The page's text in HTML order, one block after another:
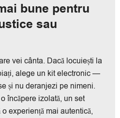
bune pentru
sau
vei cânta. Dacă locuiești la
alege un kit electronic —
și nu deranjezi pe nimeni.
încăpere izolată, un set
experiență mai autentică,